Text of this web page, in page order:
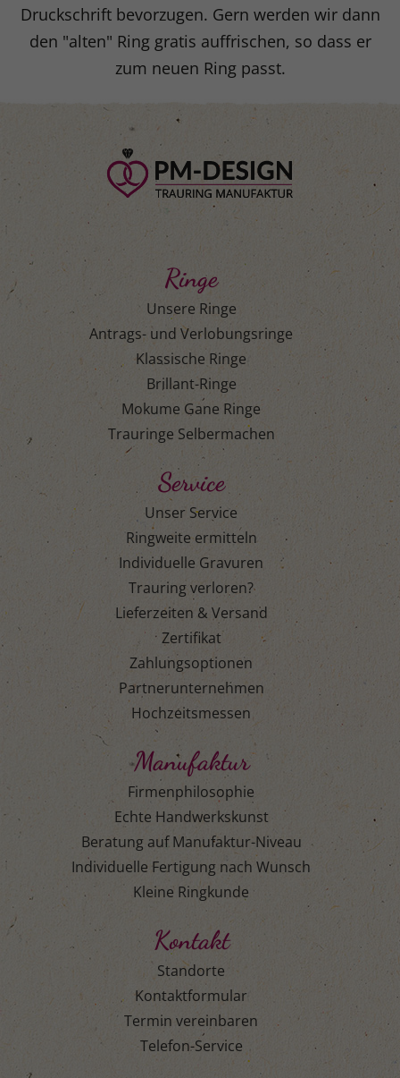
Druckschrift bevorzugen. Gern werden wir dann
den "alten" Ring gratis auffrischen, so dass er
zum neuen Ring passt.
Ringe
Unsere Ringe
Antrags- und Verlobungsringe
Klassische Ringe
Brillant-Ringe
Mokume Gane Ringe
Trauringe Selbermachen
Service
Unser Service
Ringweite ermitteln
Individuelle Gravuren
Trauring verloren?
Lieferzeiten & Versand
Zertifikat
Zahlungsoptionen
Partnerunternehmen
Hochzeitsmessen
Manufaktur
Firmenphilosophie
Echte Handwerkskunst
Beratung auf Manufaktur-Niveau
Individuelle Fertigung nach Wunsch
Kleine Ringkunde
Kontakt
Standorte
Kontaktformular
Termin vereinbaren
Telefon-Service